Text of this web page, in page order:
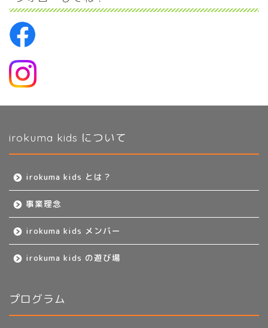
irokuma kids について
irokuma kids とは？
事業理念
irokuma kids メンバー
irokuma kids の遊び場
プログラム